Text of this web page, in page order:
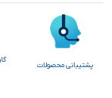
پشتیبانی محصولات